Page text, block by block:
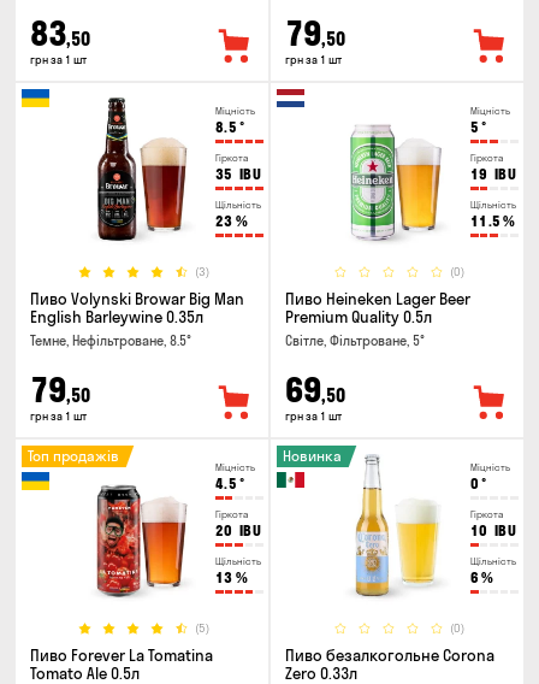
83,50
грн за 1 шт
79,50
грн за 1 шт
Міцність
8.5 °
Гіркота
35 IBU
Щільність
23 %
(3)
Пиво Volynski Browar Big Man
English Barleywine 0.35л
Темне, Нефільтроване, 8.5°
79,50
грн за 1 шт
Міцність
5 °
Гіркота
19 IBU
Щільність
11.5 %
(0)
Пиво Heineken Lager Beer
Premium Quality 0.5л
Світле, Фільтроване, 5°
69,50
грн за 1 шт
Міцність
4.5 °
Гіркота
20 IBU
Щільність
13 %
(5)
Топ продажів
Пиво Forever La Tomatina
Tomato Ale 0.5л
Міцність
0 °
Гіркота
10 IBU
Щільність
6 %
(0)
Новинка
Пиво безалкогольне Corona
Zero 0.33л